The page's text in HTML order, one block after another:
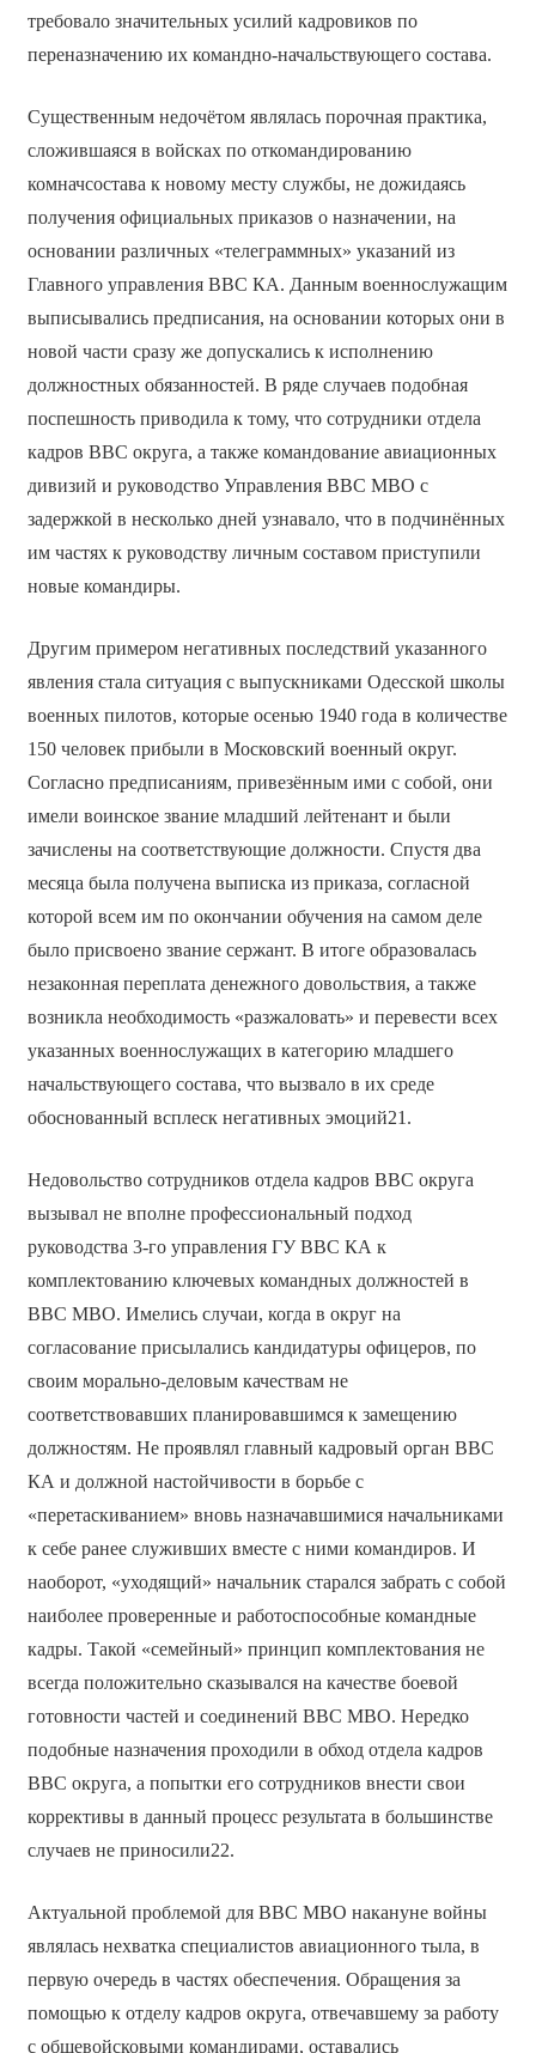
требовало значительных усилий кадровиков по
переназначению их командно-начальствующего состава.
Существенным недочётом являлась порочная практика,
сложившаяся в войсках по откомандированию
комначсостава к новому месту службы, не дожидаясь
получения официальных приказов о назначении, на
основании различных «телеграммных» указаний из
Главного управления ВВС КА. Данным военнослужащим
выписывались предписания, на основании которых они в
новой части сразу же допускались к исполнению
должностных обязанностей. В ряде случаев подобная
поспешность приводила к тому, что сотрудники отдела
кадров ВВС округа, а также командование авиационных
дивизий и руководство Управления ВВС МВО с
задержкой в несколько дней узнавало, что в подчинённых
им частях к руководству личным составом приступили
новые командиры.
Другим примером негативных последствий указанного
явления стала ситуация с выпускниками Одесской школы
военных пилотов, которые осенью 1940 года в количестве
150 человек прибыли в Московский военный округ.
Согласно предписаниям, привезённым ими с собой, они
имели воинское звание младший лейтенант и были
зачислены на соответствующие должности. Спустя два
месяца была получена выписка из приказа, согласной
которой всем им по окончании обучения на самом деле
было присвоено звание сержант. В итоге образовалась
незаконная переплата денежного довольствия, а также
возникла необходимость «разжаловать» и перевести всех
указанных военнослужащих в категорию младшего
начальствующего состава, что вызвало в их среде
обоснованный всплеск негативных эмоций21.
Недовольство сотрудников отдела кадров ВВС округа
вызывал не вполне профессиональный подход
руководства 3-го управления ГУ ВВС КА к
комплектованию ключевых командных должностей в
ВВС МВО. Имелись случаи, когда в округ на
согласование присылались кандидатуры офицеров, по
своим морально-деловым качествам не
соответствовавших планировавшимся к замещению
должностям. Не проявлял главный кадровый орган ВВС
КА и должной настойчивости в борьбе с
«перетаскиванием» вновь назначавшимися начальниками
к себе ранее служивших вместе с ними командиров. И
наоборот, «уходящий» начальник старался забрать с собой
наиболее проверенные и работоспособные командные
кадры. Такой «семейный» принцип комплектования не
всегда положительно сказывался на качестве боевой
готовности частей и соединений ВВС МВО. Нередко
подобные назначения проходили в обход отдела кадров
ВВС округа, а попытки его сотрудников внести свои
коррективы в данный процесс результата в большинстве
случаев не приносили22.
Актуальной проблемой для ВВС МВО накануне войны
являлась нехватка специалистов авиационного тыла, в
первую очередь в частях обеспечения. Обращения за
помощью к отделу кадров округа, отвечавшему за работу
с общевойсковыми командирами, оставались